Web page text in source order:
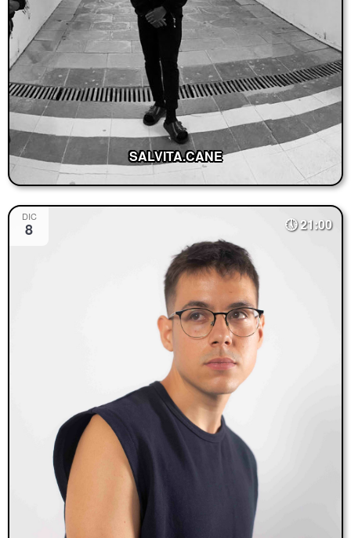
SALVITA.CANE
DIC
8 21:00